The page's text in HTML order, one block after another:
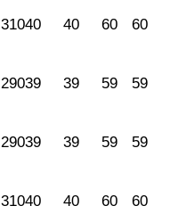
31040 40 60 60
29039 39 59 59
29039 39 59 59
31040 40 60 60